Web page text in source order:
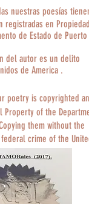
nuestras poesías
registradas en Propiedad
de Estado de Puerto
del autor es un delito
de America .
poetry is copyrighted
of the
them without the
crime of the